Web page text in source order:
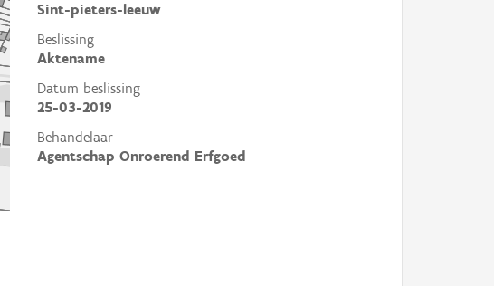
Sint-pieters-leeuw
Beslissing
Aktename
Datum beslissing
25-03-2019
Behandelaar
Agentschap Onroerend Erfgoed